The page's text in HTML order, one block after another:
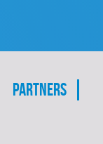
Partners